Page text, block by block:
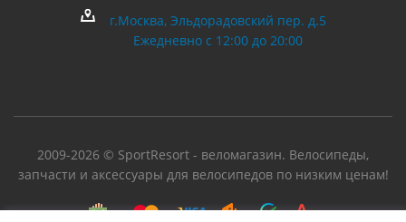
г.Москва, Эльдорадовский пер. д.5
Ежедневно с 12:00 до 20:00
2009-2026 © SportResort - веломагазин. Велосипеды,
запчасти и аксессуары для велосипедов по низким ценам!